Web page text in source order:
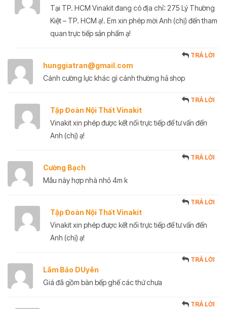
Tại TP. HCM Vinakit đang có địa chỉ: 275 Lý Thường
Kiệt – TP. HCM ạ!. Em xin phép mời Anh (chị) đến tham
quan trực tiếp sản phẩm ạ!
hunggiatran@gmail.com
TRẢ LỜI
Cánh cường lực khác gì cánh thường hả shop
Tập Đoàn Nội Thất Vinakit
TRẢ LỜI
Vinakit xin phép được kết nối trực tiếp để tư vấn đến
Anh (chị) ạ!
Cường Bạch
TRẢ LỜI
Mẫu này hợp nhà nhỏ 4m k
Tập Đoàn Nội Thất Vinakit
TRẢ LỜI
Vinakit xin phép được kết nối trực tiếp để tư vấn đến
Anh (chị) ạ!
Lâm Bảo DUyên
TRẢ LỜI
Giá đã gồm bàn bếp ghế các thứ chưa
TRẢ LỜI